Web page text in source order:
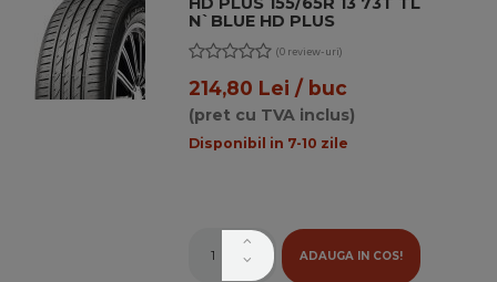
N`BLUE HD PLUS
(0 review-uri)
214,80 Lei / buc
(pret cu TVA inclus)
Disponibil in 7-10 zile
ADAUGA IN COS!